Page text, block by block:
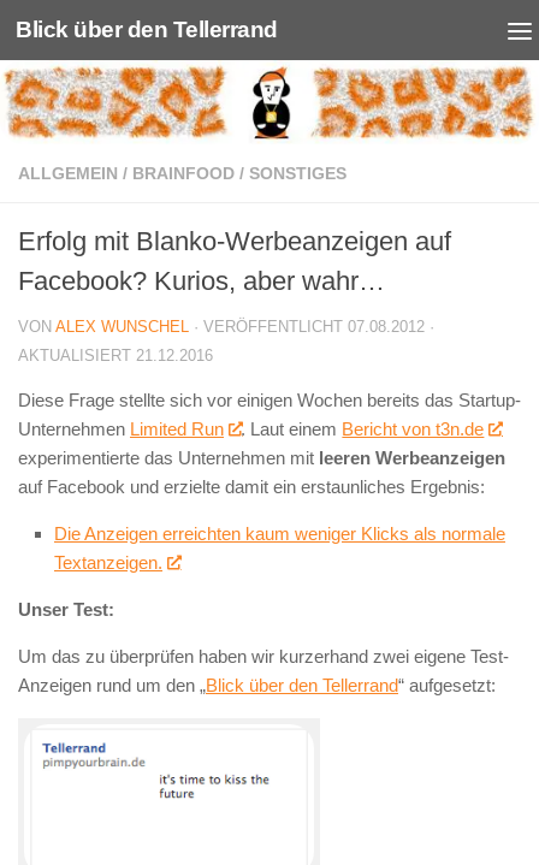
Unter dem Inhalt
Blick über den Tellerrand
ALLGEMEIN / BRAINFOOD / SONSTIGES
Erfolg mit Blanko-Werbeanzeigen auf
Facebook? Kurios, aber wahr…
VON ALEX WUNSCHEL · VERÖFFENTLICHT 07.08.2012 ·
AKTUALISIERT 21.12.2016
Diese Frage stellte sich vor einigen Wochen bereits das Startup-
Unternehmen Limited Run . Laut einem Bericht von t3n.de
experimentierte das Unternehmen mit leeren Werbeanzeigen
auf Facebook und erzielte damit ein erstaunliches Ergebnis:
Die Anzeigen erreichten kaum weniger Klicks als normale
Textanzeigen.
Unser Test:
Um das zu überprüfen haben wir kurzerhand zwei eigene Test-
Anzeigen rund um den „Blick über den Tellerrand“ aufgesetzt: